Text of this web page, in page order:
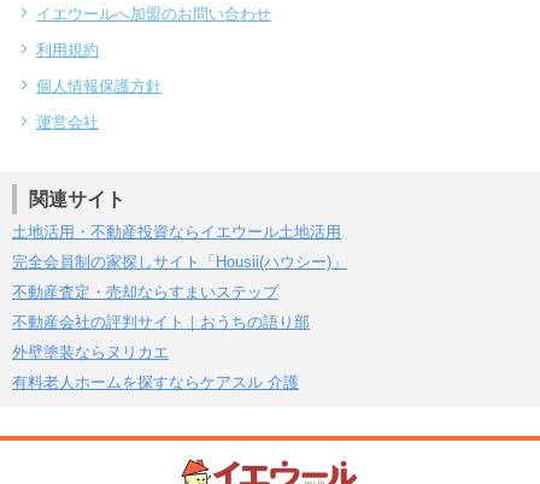
イエウールへ加盟のお問い合わせ
利用規約
個人情報保護方針
運営会社
関連サイト
土地活用・不動産投資ならイエウール土地活用
完全会員制の家探しサイト「Housii(ハウシー)」
不動産査定・売却ならすまいステップ
不動産会社の評判サイト｜おうちの語り部
外壁塗装ならヌリカエ
有料老人ホームを探すならケアスル 介護